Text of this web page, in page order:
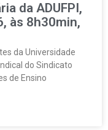
da ADUFPI,
às 8h30min,
da Universidade
do Sindicato
de Ensino